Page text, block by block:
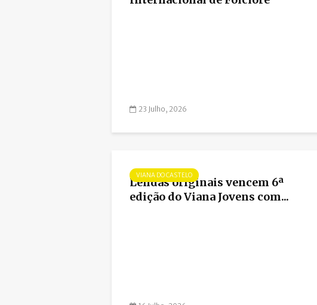
23 Julho, 2026
VIANA DO CASTELO
Lendas originais vencem 6ª
edição do Viana Jovens com...